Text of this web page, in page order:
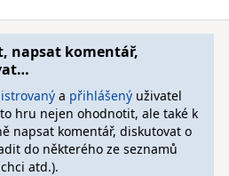
napsat komentář,
a přihlášenýuživatel
hru nejen ohodnotit, ale také k
napsat komentář, diskutovat o
do některého ze seznamů
atd.).